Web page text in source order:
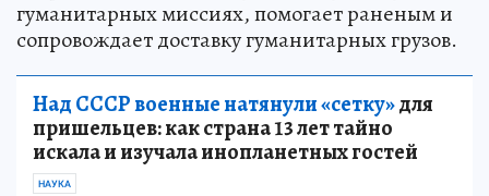
гуманитарных миссиях, помогает раненым и
сопровождает доставку гуманитарных грузов.
Над СССР военные натянули «сетку»для
пришельцев: как страна 13 лет тайно
искала и изучала инопланетных гостей
НАУКА